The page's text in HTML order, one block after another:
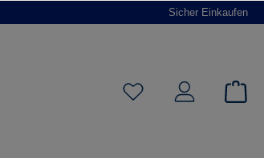
Sicher Einkaufen